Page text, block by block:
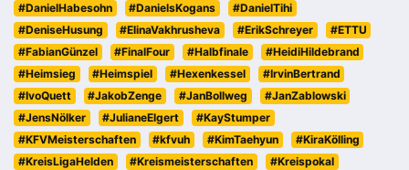
#DanielHabesohn
#DanielsKogans
#DanielTihi
#DeniseHusung
#ElinaVakhrusheva #ErikSchreyer
#ETTU
#FabianGünzel
#FinalFour #Halbfinale
#HeidiHildebrand
#Heimsieg
#Heimspiel #Hexenkessel
#IrvinBertrand
#IvoQuett
#JakobZenge #JanBollweg
#JanZablowski
#JensNölker
#JulianeElgert
#KayStumper
#KFVMeisterschaften
#kfvuh #KimTaehyun
#KiraKölling
#KreisLigaHelden
#Kreismeisterschaften
#Kreispokal